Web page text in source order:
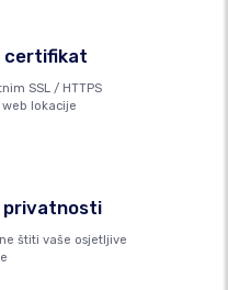
certifikat
SSL / HTTPS
lokacije
privatnosti
štiti vaše osjetljive